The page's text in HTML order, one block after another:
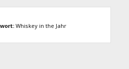
Whiskey in the Jahr